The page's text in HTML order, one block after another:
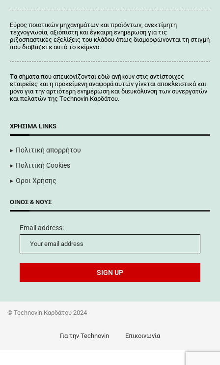
Εύρος ποιοτικών μηχανημάτων και προϊόντων, ανεκτίμητη
τεχνογνωσία, αξιόπιστη και έγκαιρη ενημέρωση για τις
ριζοσπαστικές εξελίξεις του κλάδου όπως διαμορφώνονται τη στιγμή
που διαβάζετε αυτό το κείμενο.
Tα σήματα που απεικονίζονται εδώ ανήκουν στις αντίστοιχες
εταιρείες και η προκείμενη αναφορά αυτών γίνεται αποκλειστικά και
μόνο για την αρτιότερη ενημέρωση και διευκόλυνση των συνεργατών
και πελατών της Τechnovin Kαρδάτου.
ΧΡΉΣΙΜΑ LINKS
Πολιτική απορρήτου
Πολιτική Cookies
Όροι Χρήσης
ΟΊΝΟΣ & ΝΟΥΣ
Email address:
© Technovin Καρδάτου 2024
Για την Technovin Επικοινωνία